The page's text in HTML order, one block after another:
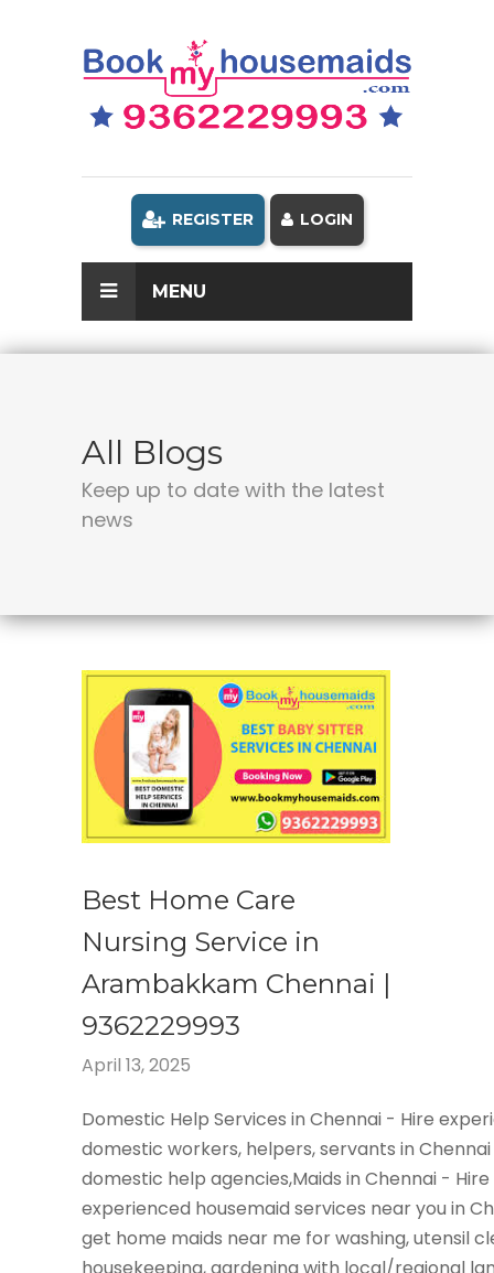
REGISTER LOGIN
MENU
All Blogs
Keep up to date with the latest
news
Best Home Care
Nursing Service in
Arambakkam Chennai |
9362229993
April 13, 2025
Domestic Help Services in Chennai - Hire
domestic workers, helpers, servants in
domestic help agencies,Maids in Chennai - Hire
experienced housemaid services near you in
get home maids near me for washing, utensil
housekeeping, gardening with local/regional